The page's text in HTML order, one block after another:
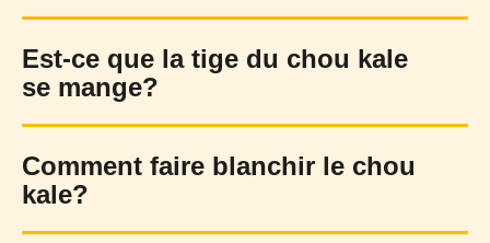
Est-ce que la tige du chou kale
se mange?
Comment faire blanchir le chou
kale?